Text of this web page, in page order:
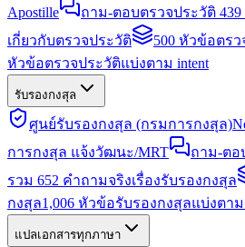
Apostille
ถาม-ตอบตรวจประวัติ 439
เกี่ยวกับตรวจประวัติ
500 หัวข้อตร
หัวข้อตรวจประวัติแบ่งตาม intent
รับรองกงสุล
ศูนย์รับรองกงสุล (กรมการกงสุล)
การกงสุล แจ้งวัฒนะ/MRT
ถาม-ตอ
รวม 652 คำถามจริงเรื่องรับรองกงสุล
กงสุล1,006 หัวข้อรับรองกงสุลแบ่งตาม
แปลเอกสารทุกภาษา